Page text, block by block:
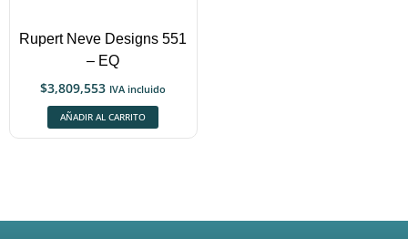
Rupert Neve Designs 551
– EQ
$3,809,553 IVA incluido
AÑADIR AL CARRITO